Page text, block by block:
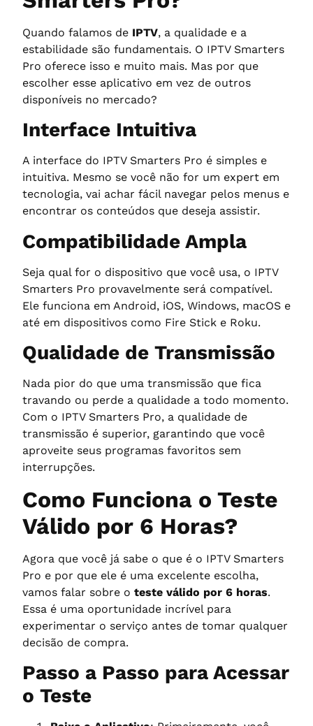
Quando falamos de IPTV, a qualidade e a
estabilidade são fundamentais. O IPTV Smarters
Pro oferece isso e muito mais. Mas por que
escolher esse aplicativo em vez de outros
disponíveis no mercado?
Interface Intuitiva
A interface do IPTV Smarters Pro é simples e
intuitiva. Mesmo se você não for um expert em
tecnologia, vai achar fácil navegar pelos menus e
encontrar os conteúdos que deseja assistir.
Compatibilidade Ampla
Seja qual for o dispositivo que você usa, o IPTV
Smarters Pro provavelmente será compatível.
Ele funciona em Android, iOS, Windows, macOS e
até em dispositivos como Fire Stick e Roku.
Qualidade de Transmissão
Nada pior do que uma transmissão que fica
travando ou perde a qualidade a todo momento.
Com o IPTV Smarters Pro, a qualidade de
transmissão é superior, garantindo que você
aproveite seus programas favoritos sem
interrupções.
Como Funciona o Teste
Válido por 6 Horas?
Agora que você já sabe o que é o IPTV Smarters
Pro e por que ele é uma excelente escolha,
vamos falar sobre o teste válido por 6 horas.
Essa é uma oportunidade incrível para
experimentar o serviço antes de tomar qualquer
decisão de compra.
Passo a Passo para Acessar
o Teste